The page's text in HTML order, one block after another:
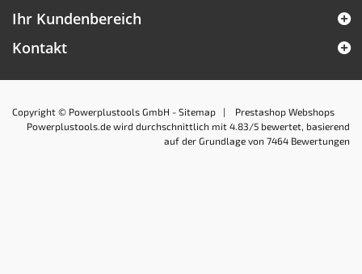
Ihr Kundenbereich
Kontakt
Copyright © Powerplustools GmbH - Sitemap | Prestashop Webshops
Powerplustools.de wird durchschnittlich mit 4.83 /5 bewertet, basierend
auf der Grundlage von 7464 Bewertungen